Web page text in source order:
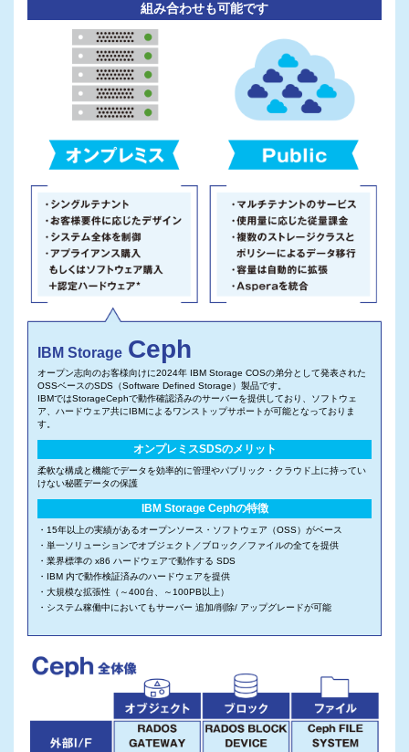
組み合わせも可能です
IBM Storage Ceph
オープン志向のお客様向けに2024年 IBM Storage COSの弟分として発表された
OSSベースのSDS（Software Defined Storage）製品です。
IBMではStorageCephで動作確認済みのサーバーを提供しており、ソフトウェ
ア、ハードウェア共にIBMによるワンストップサポートが可能となっておりま
す。
オンプレミスSDSのメリット
柔軟な構成と機能でデータを効率的に管理やパブリック・クラウド上に持ってい
けない秘匿データの保護
IBM Storage Cephの特徴
・15年以上の実績があるオープンソース・ソフトウェア（OSS）がベース
・単一ソリューションでオブジェクト／ブロック／ファイルの全てを提供
・業界標準の x86 ハードウェアで動作する SDS
・IBM 内で動作検証済みのハードウェアを提供
・大規模な拡張性（～400台、～100PB以上）
・システム稼働中においてもサーバー 追加/削除/ アップグレードが可能